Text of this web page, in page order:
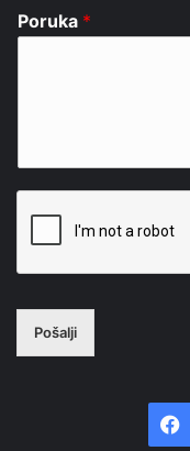
Poruka *
Pošalji